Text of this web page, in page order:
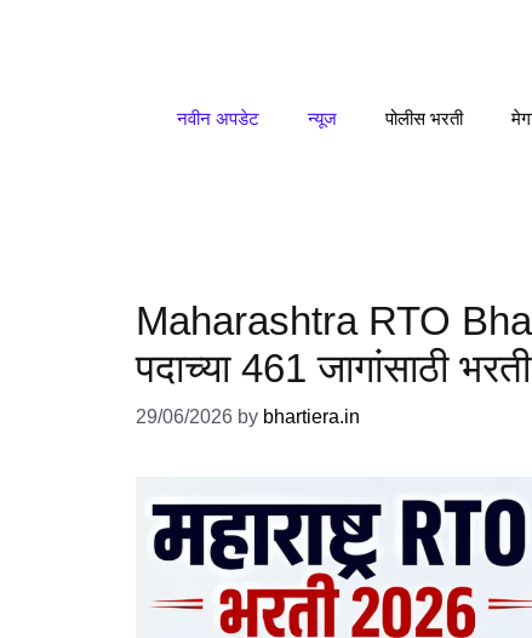
नवीन अपडेट न्यूज पोलीस भरती
Maharashtra RTO
पदाच्या 461 जागांसाठी
29/06/2026 by bhartiera.in